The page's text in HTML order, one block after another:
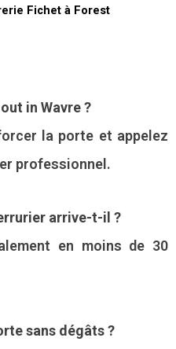
Fichet à Forest
in Wavre ?
la porte et appelez
professionnel.
arrive-t-il ?
en moins de 30
sans dégâts ?